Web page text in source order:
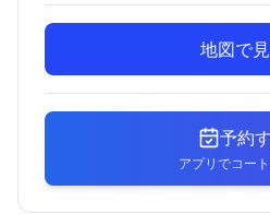
地図で
予約
アプリでコー